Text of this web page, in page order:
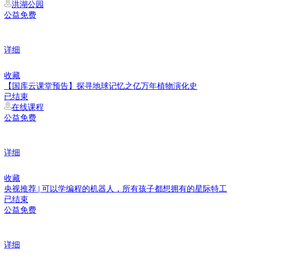
洪湖公园
公益免费
详细
收藏
【国库云课堂预告】探寻地球记忆之亿万年植物演化史
已结束
在线课程
公益免费
详细
收藏
央视推荐 | 可以学编程的机器人，所有孩子都想拥有的星际特工
已结束
公益免费
详细